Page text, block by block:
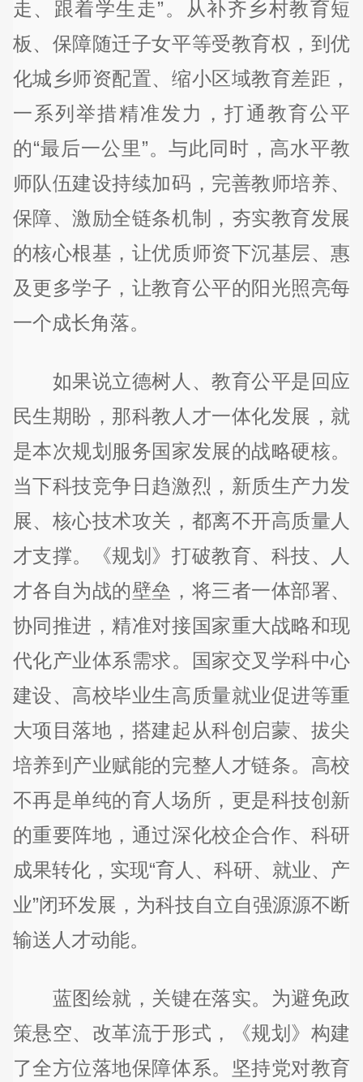
走、跟着学生走”。从补齐乡村教育短
板、保障随迁子女平等受教育权，到优
化城乡师资配置、缩小区域教育差距，
一系列举措精准发力，打通教育公平
的“最后一公里”。与此同时，高水平教
师队伍建设持续加码，完善教师培养、
保障、激励全链条机制，夯实教育发展
的核心根基，让优质师资下沉基层、惠
及更多学子，让教育公平的阳光照亮每
一个成长角落。
如果说立德树人、教育公平是回应
民生期盼，那科教人才一体化发展，就
是本次规划服务国家发展的战略硬核。
当下科技竞争日趋激烈，新质生产力发
展、核心技术攻关，都离不开高质量人
才支撑。《规划》打破教育、科技、人
才各自为战的壁垒，将三者一体部署、
协同推进，精准对接国家重大战略和现
代化产业体系需求。国家交叉学科中心
建设、高校毕业生高质量就业促进等重
大项目落地，搭建起从科创启蒙、拔尖
培养到产业赋能的完整人才链条。高校
不再是单纯的育人场所，更是科技创新
的重要阵地，通过深化校企合作、科研
成果转化，实现“育人、科研、就业、产
业”闭环发展，为科技自立自强源源不断
输送人才动能。
蓝图绘就，关键在落实。为避免政
策悬空、改革流于形式，《规划》构建
了全方位落地保障体系。坚持党对教育